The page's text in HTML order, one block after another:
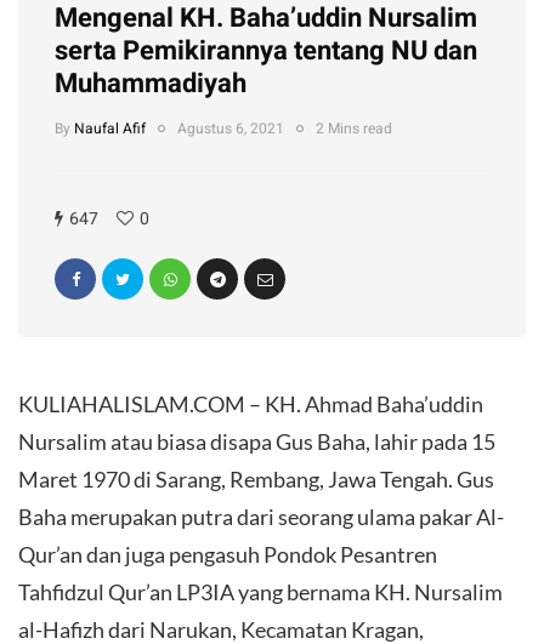
Mengenal KH. Baha’uddin Nursalim
serta Pemikirannya tentang NU dan
Muhammadiyah
By Naufal Afif Agustus 6, 2021 2 Mins read
647 0
​KULIAHALISLAM.COM – KH. Ahmad Baha’uddin
Nursalim atau biasa disapa Gus Baha, lahir pada 15
Maret 1970 di Sarang, Rembang, Jawa Tengah. Gus
Baha merupakan putra dari seorang ulama pakar Al-
Qur’an dan juga pengasuh Pondok Pesantren
Tahfidzul Qur’an LP3IA yang bernama KH. Nursalim
al-Hafizh dari Narukan, Kecamatan Kragan,